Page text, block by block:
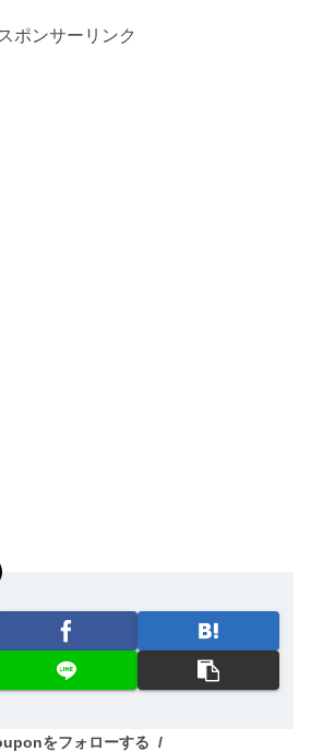
スポンサーリンク
をフォローする